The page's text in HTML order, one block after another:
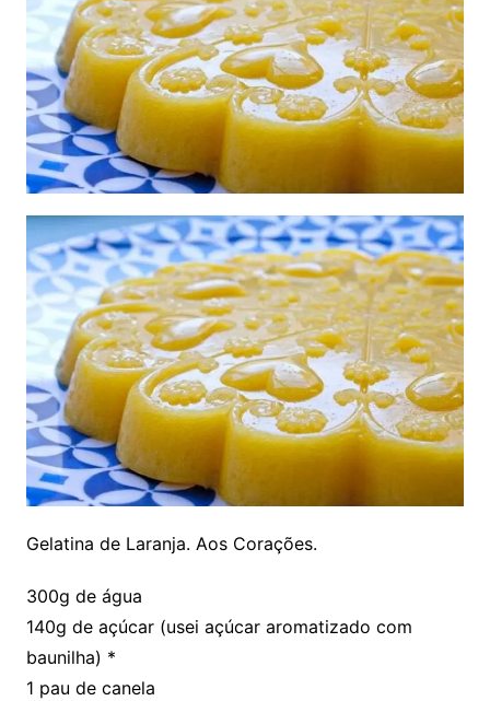
Gelatina de Laranja. Aos Corações.
300g de água
140g de açúcar (usei açúcar aromatizado com
baunilha) *
1 pau de canela